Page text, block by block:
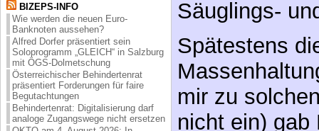
BIZEPS-INFO
Wie werden die neuen Euro-
Banknoten aussehen?
Alfred Dorfer präsentiert sein
Soloprogramm „GLEICH“ in Salzburg
mit ÖGS-Dolmetschung
Österreichischer Behindertenrat
präsentiert Forderungen für faire
Begutachtungen
Behindertenrat: Digitalisierung darf
analoge Zugangswege nicht ersetzen
Spätestens
mir zu
nicht ein) gab
nämlich eine